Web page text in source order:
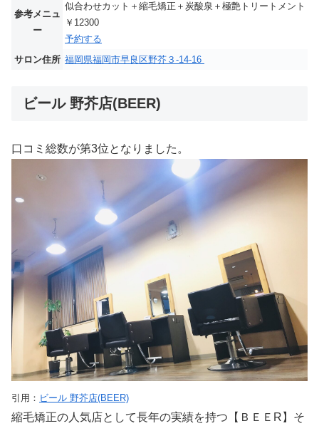
参考メニュ
ー
似合わせカット＋縮毛矯正＋炭酸泉＋極艶トリートメント
￥12300
予約する
サロン住所 福岡県福岡市早良区野芥３-14-16
ビール 野芥店(BEER)
口コミ総数が第3位となりました。
引用： ビール 野芥店(BEER)
縮毛矯正の人気店として長年の実績を持つ【ＢＥＥR】そ